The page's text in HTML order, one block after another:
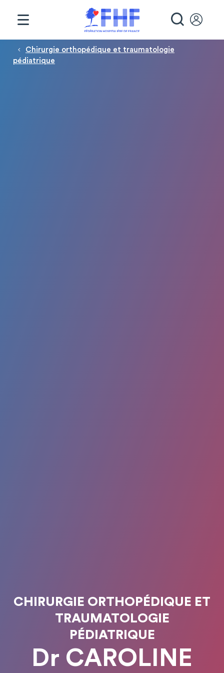
Fil d'Ariane
Chirurgie orthopédique et traumatologie
pédiatrique
CHIRURGIE ORTHOPÉDIQUE ET
TRAUMATOLOGIE
PÉDIATRIQUE
Dr CAROLINE
Panneau de gestion des cookies